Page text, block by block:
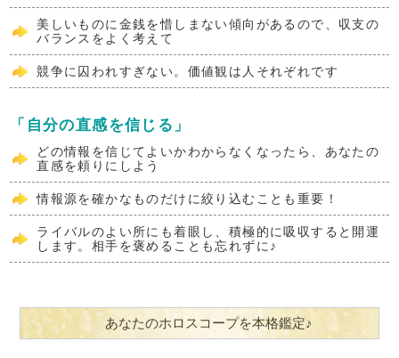
美しいものに金銭を惜しまない傾向があるので、収支の
バランスをよく考えて
競争に囚われすぎない。価値観は人それぞれです
「自分の直感を信じる」
どの情報を信じてよいかわからなくなったら、あなたの
直感を頼りにしよう
情報源を確かなものだけに絞り込むことも重要！
ライバルのよい所にも着眼し、積極的に吸収すると開運
します。相手を褒めることも忘れずに♪
あなたのホロスコープを本格鑑定♪